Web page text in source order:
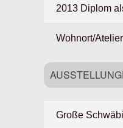
2013 Diplom
Wohnort/
Große